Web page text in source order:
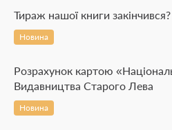
Тираж нашої книги
Новина
Розрахунок картою
Видавництва Старого Лева
Новина